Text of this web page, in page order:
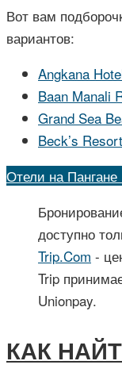
Вот вам
вариантов:
Angkana
Baan Manali
Grand Sea
Beck’s Resort
Отели на
доступно
Trip.Com -
Trip
Unionpay.
КАК